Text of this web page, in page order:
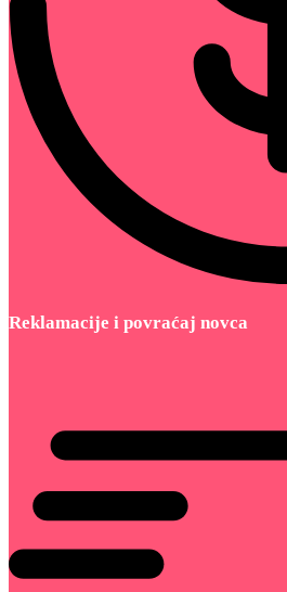
Reklamacije i povraćaj novca